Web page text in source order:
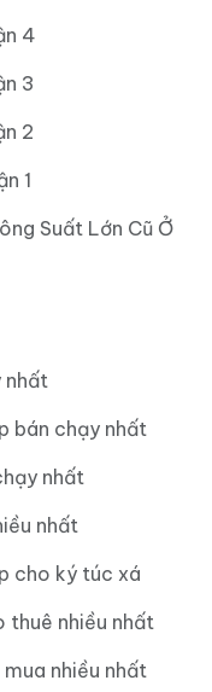
4
3
2
1
Suất Lớn Cũ Ở
nhất
bán chạy nhất
nhất
nhất
cho ký túc xá
thuê nhiều nhất
mua nhiều nhất